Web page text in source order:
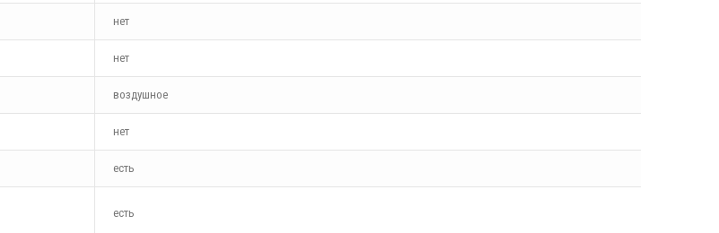
нет
нет
воздушное
нет
есть
есть